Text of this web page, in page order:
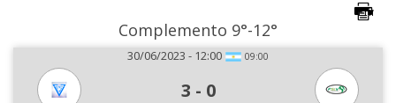
Complemento 9°-12°
30/06/2023 - 12:00 09:00
3 - 0